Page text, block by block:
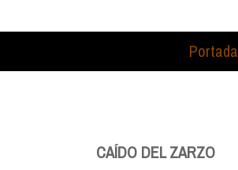
Portada
CAÍDO DEL ZARZO